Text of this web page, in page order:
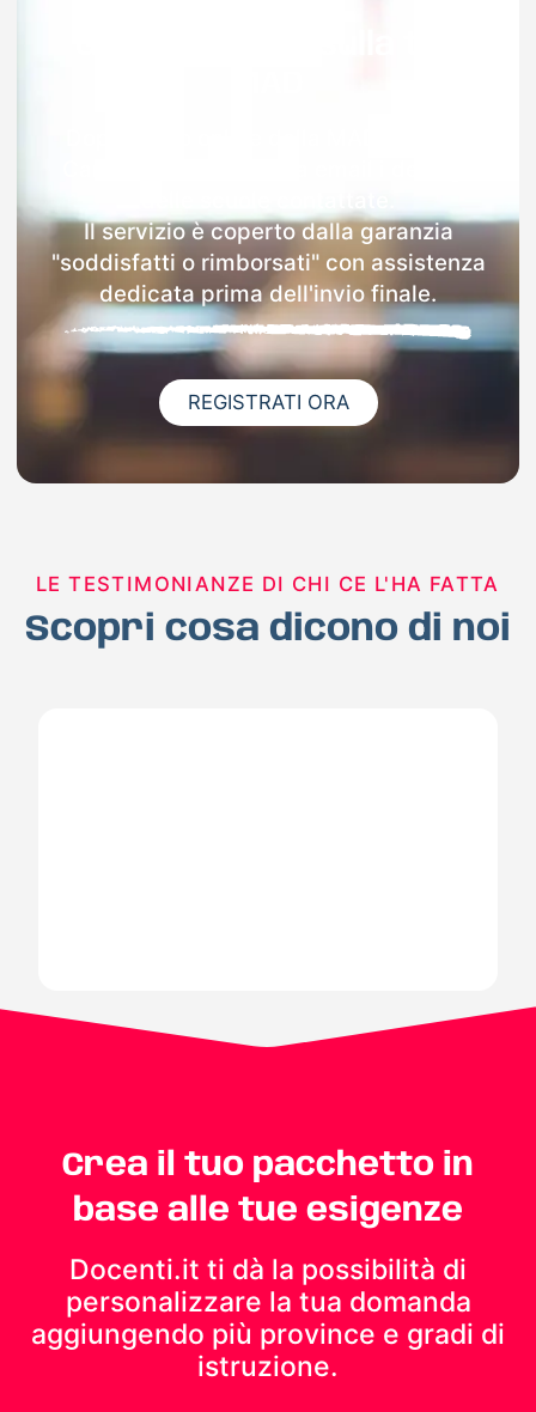
Il servizio è coperto dalla garanzia
"soddisfatti o rimborsati" con assistenza
dedicata prima dell'invio finale.
REGISTRATI ORA
LE TESTIMONIANZE DI CHI CE L'HA FATTA
Scopri cosa dicono di noi
Crea il tuo pacchetto in
base alle tue esigenze
Docenti.it ti dà la possibilità di
personalizzare la tua domanda
aggiungendo più province e gradi di
istruzione.